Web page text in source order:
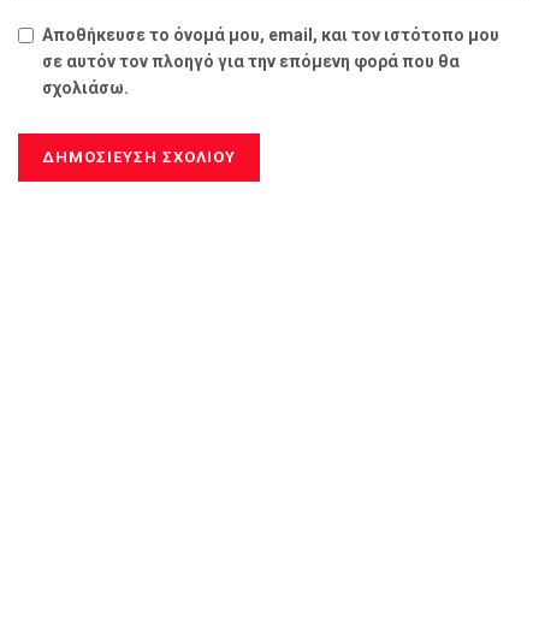
Αποθήκευσε το όνομά μου, email, και τον ιστότοπο μου
σε αυτόν τον πλοηγό για την επόμενη φορά που θα
σχολιάσω.